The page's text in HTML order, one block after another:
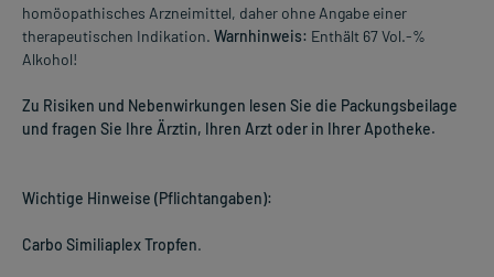
homöopathisches Arzneimittel, daher ohne Angabe einer
therapeutischen Indikation. Warnhinweis: Enthält 67 Vol.-%
Alkohol!
Zu Risiken und Nebenwirkungen lesen Sie die Packungsbeilage
und fragen Sie Ihre Ärztin, Ihren Arzt oder in Ihrer Apotheke.
Wichtige Hinweise (Pflichtangaben):
Carbo Similiaplex Tropfen.